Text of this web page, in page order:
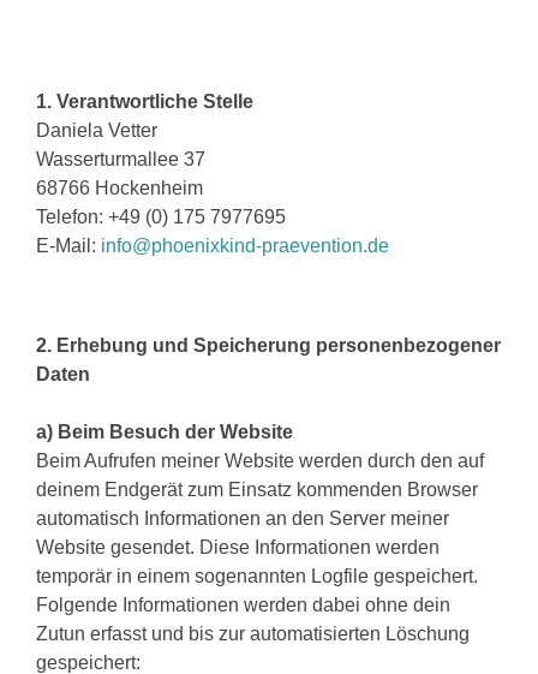
1. Verantwortliche Stelle
Daniela Vetter
Wasserturmallee 37
68766 Hockenheim
Telefon: +49 (0) 175 7977695
E-Mail: info@phoenixkind-praevention.de
2. Erhebung und Speicherung personenbezogener
Daten
a) Beim Besuch der Website
Beim Aufrufen meiner Website werden durch den auf
deinem Endgerät zum Einsatz kommenden Browser
automatisch Informationen an den Server meiner
Website gesendet. Diese Informationen werden
temporär in einem sogenannten Logfile gespeichert.
Folgende Informationen werden dabei ohne dein
Zutun erfasst und bis zur automatisierten Löschung
gespeichert: